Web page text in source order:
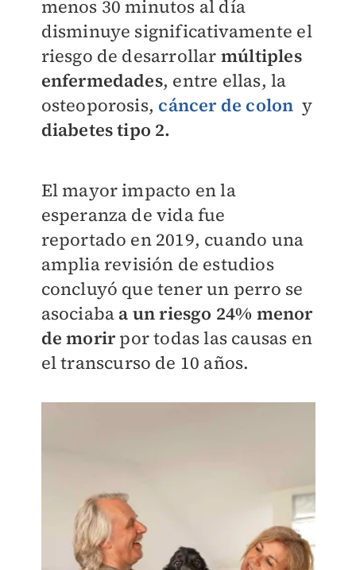
menos 30 minutos al día
disminuye significativamente el
riesgo de desarrollar múltiples
enfermedades, entre ellas, la
osteoporosis, cáncer de colon y
diabetes tipo 2.
El mayor impacto en la
esperanza de vida fue
reportado en 2019, cuando una
amplia revisión de estudios
concluyó que tener un perro se
asociaba a un riesgo 24% menor
de morirpor todas las causas en
el transcurso de 10 años.